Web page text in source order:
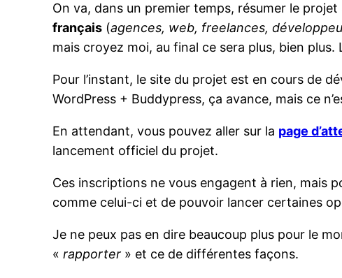
On va, dans un premier temps, résumer le
français (agences, web, freelances,
mais croyez moi, au final ce sera plus, bien
Pour l’instant, le site du projet est en cours de
WordPress + Buddypress, ça avance, mais ce
En attendant, vous pouvez aller sur la page
lancement officiel du projet.
Ces inscriptions ne vous engagent à rien, mais
comme celui-ci et de pouvoir lancer certaines
Je ne peux pas en dire beaucoup plus pour le
«rapporter » et ce de différentes façons.